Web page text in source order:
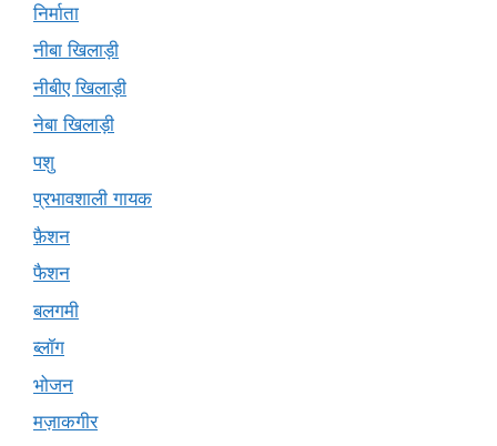
निर्माता
नीबा खिलाड़ी
नीबीए खिलाड़ी
नेबा खिलाड़ी
पशु
प्रभावशाली गायक
फ़ैशन
फैशन
बलगमी
ब्लॉग
भोजन
मज़ाकगीर